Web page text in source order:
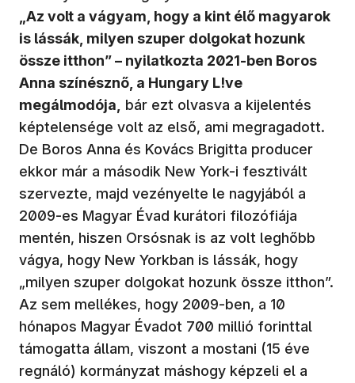
„Az volt a vágyam, hogy a kint élő magyarok
is lássák, milyen szuper dolgokat hozunk
össze itthon” – nyilatkozta 2021-ben Boros
Anna színésznő, a Hungary L!ve
megálmodója,
bár ezt olvasva a kijelentés
képtelensége volt az első, ami megragadott.
De Boros Anna és Kovács Brigitta producer
ekkor már a második New York-i fesztivált
szervezte, majd vezényelte le nagyjából a
2009-es Magyar Évad kurátori filozófiája
mentén, hiszen Orsósnak is az volt leghőbb
vágya, hogy New Yorkban is lássák, hogy
„milyen szuper dolgokat hozunk össze itthon”.
Az sem mellékes, hogy 2009-ben, a 10
hónapos Magyar Évadot 700 millió forinttal
támogatta állam, viszont a mostani (15 éve
regnáló) kormányzat máshogy képzeli el a